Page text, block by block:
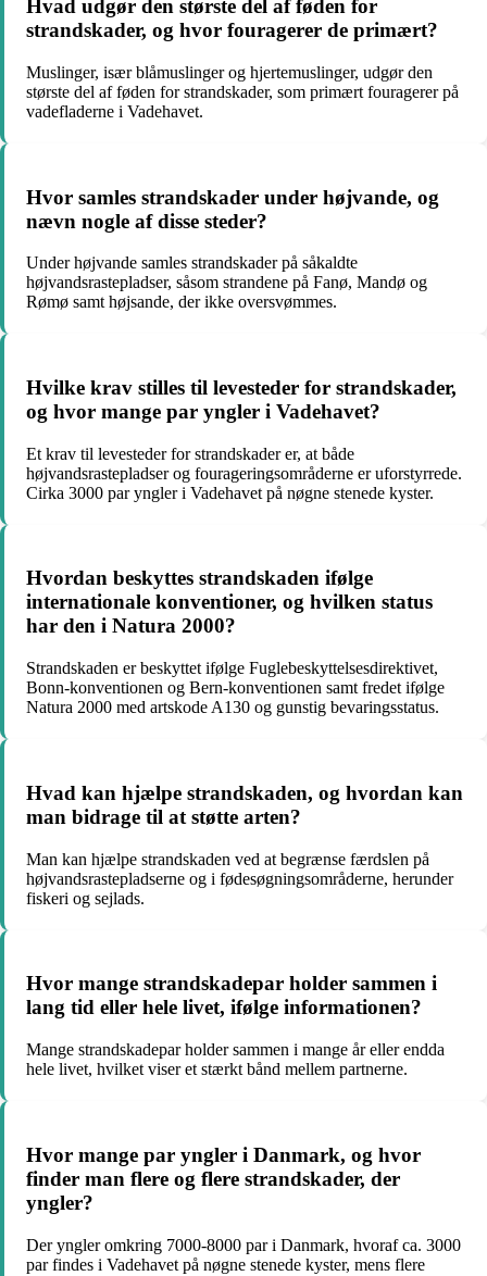
Hvad udgør den største del af føden for
strandskader, og hvor fouragerer de primært?
Muslinger, især blåmuslinger og hjertemuslinger, udgør den
største del af føden for strandskader, som primært fouragerer på
vadefladerne i Vadehavet.
Hvor samles strandskader under højvande, og
nævn nogle af disse steder?
Under højvande samles strandskader på såkaldte
højvandsrastepladser, såsom strandene på Fanø, Mandø og
Rømø samt højsande, der ikke oversvømmes.
Hvilke krav stilles til levesteder for strandskader,
og hvor mange par yngler i Vadehavet?
Et krav til levesteder for strandskader er, at både
højvandsrastepladser og fourageringsområderne er uforstyrrede.
Cirka 3000 par yngler i Vadehavet på nøgne stenede kyster.
Hvordan beskyttes strandskaden ifølge
internationale konventioner, og hvilken status
har den i Natura 2000?
Strandskaden er beskyttet ifølge Fuglebeskyttelsesdirektivet,
Bonn-konventionen og Bern-konventionen samt fredet ifølge
Natura 2000 med artskode A130 og gunstig bevaringsstatus.
Hvad kan hjælpe strandskaden, og hvordan kan
man bidrage til at støtte arten?
Man kan hjælpe strandskaden ved at begrænse færdslen på
højvandsrastepladserne og i fødesøgningsområderne, herunder
fiskeri og sejlads.
Hvor mange strandskadepar holder sammen i
lang tid eller hele livet, ifølge informationen?
Mange strandskadepar holder sammen i mange år eller endda
hele livet, hvilket viser et stærkt bånd mellem partnerne.
Hvor mange par yngler i Danmark, og hvor
finder man flere og flere strandskader, der
yngler?
Der yngler omkring 7000-8000 par i Danmark, hvoraf ca. 3000
par findes i Vadehavet på nøgne stenede kyster, mens flere